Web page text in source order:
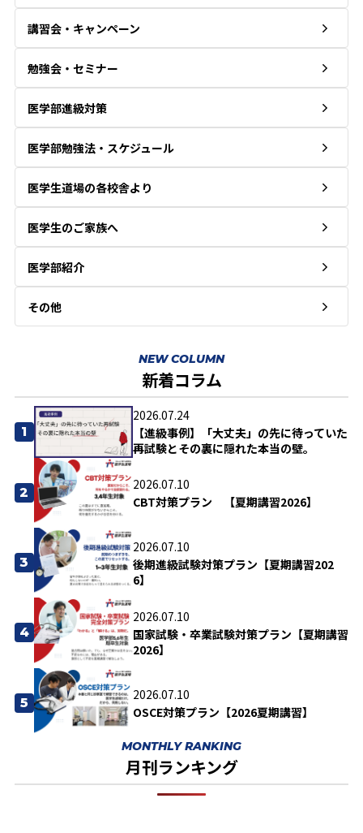
講習会・キャンペーン
勉強会・セミナー
医学部進級対策
医学部勉強法・スケジュール
医学生道場の各校舎より
医学生のご家族へ
医学部紹介
その他
NEW COLUMN
新着コラム
1
2026.07.24
【進級事例】「大丈夫」の先に待っていた
再試験とその裏に隠れた本当の壁。
2
2026.07.10
CBT対策プラン 【夏期講習2026】
3
2026.07.10
後期進級試験対策プラン【夏期講習202
6】
4
2026.07.10
国家試験・卒業試験対策プラン【夏期講習
2026】
5
2026.07.10
OSCE対策プラン【2026夏期講習】
MONTHLY RANKING
月刊ランキング